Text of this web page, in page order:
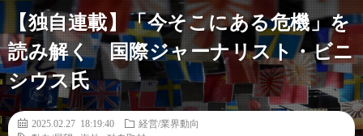
【独自連載】「今そこにある危機」を
読み解く 国際ジャーナリスト・ビニ
シウス氏
2025.02.27 18:19:40
経営/業界動向